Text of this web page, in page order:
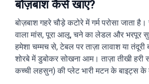
बोज़बाश कैसे खाएं?
बोज़बाश गहरे चौड़े कटोरे में गर्म परोसा जाता है।
वाला मांस, पूरा आलू, चने का लेडल और भरपूर
हमेशा चम्मच से, टेबल पर ताज़ा लावाश या
शोरबे में डुबोकर सोखना आम। ताज़ा तीखी हरी
कच्ची लहसुन) की प्लेट भारी मटन के बाइट्स के